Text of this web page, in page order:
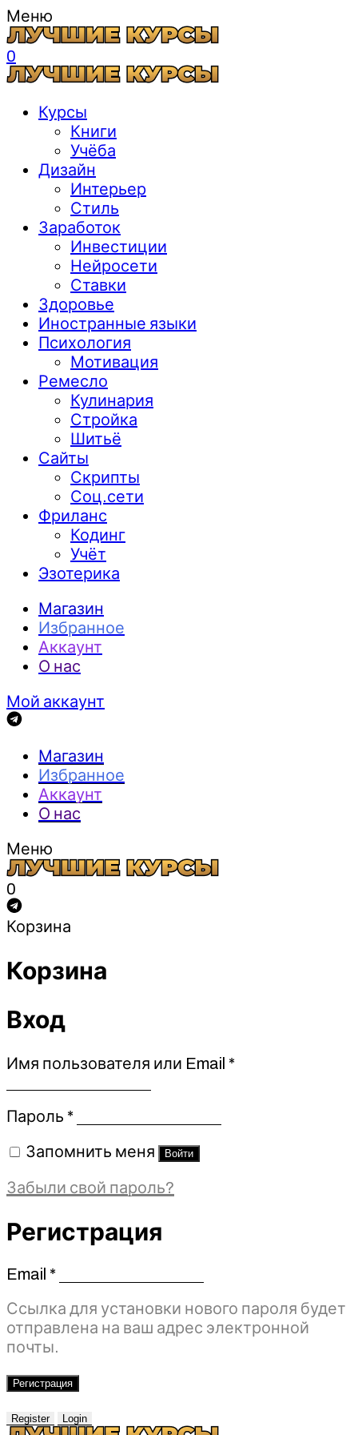
Меню
0
Курсы
Книги
Учёба
Дизайн
Интерьер
Стиль
Заработок
Инвестиции
Нейросети
Ставки
Здоровье
Иностранные языки
Психология
Мотивация
Ремесло
Кулинария
Стройка
Шитьё
Сайты
Скрипты
Соц.сети
Фриланс
Кодинг
Учёт
Эзотерика
Магазин
Избранное
Аккаунт
О нас
Мой аккаунт
Магазин
Избранное
Аккаунт
О нас
Меню
0
Корзина
Корзина
Вход
Имя пользователя или Email *Обязательно
Пароль *Обязательно
Запомнить меня Войти
Забыли свой пароль?
Регистрация
Email *Обязательно
Ссылка для установки нового пароля будет
отправлена ​​на ваш адрес электронной
почты.
Регистрация
Register Login